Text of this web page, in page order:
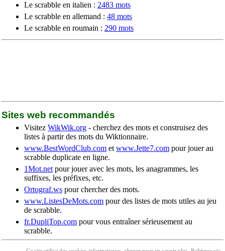
Le scrabble en italien : 2483 mots
Le scrabble en allemand : 48 mots
Le scrabble en roumain : 290 mots
Sites web recommandés
Visitez WikWik.org - cherchez des mots et construisez des
listes à partir des mots du Wiktionnaire.
www.BestWordClub.com et www.Jette7.com pour jouer au
scrabble duplicate en ligne.
1Mot.net pour jouer avec les mots, les anagrammes, les
suffixes, les préfixes, etc.
Ortograf.ws pour chercher des mots.
www.ListesDeMots.com pour des listes de mots utiles au jeu
de scrabble.
fr.DupliTop.com pour vous entraîner sérieusement au
scrabble.